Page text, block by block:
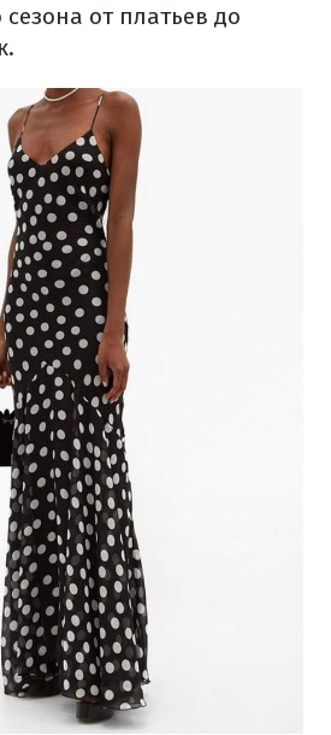
сезона от платьев до